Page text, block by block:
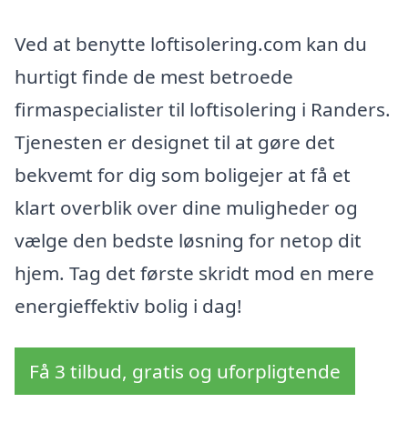
Ved at benytte loftisolering.com kan du
hurtigt finde de mest betroede
firmaspecialister til loftisolering i Randers.
Tjenesten er designet til at gøre det
bekvemt for dig som boligejer at få et
klart overblik over dine muligheder og
vælge den bedste løsning for netop dit
hjem. Tag det første skridt mod en mere
energieffektiv bolig i dag!
Få 3 tilbud, gratis og uforpligtende